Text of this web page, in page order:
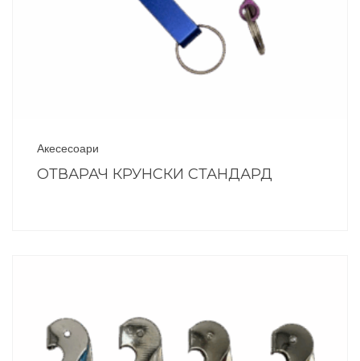
Акесесоари
ОТВАРАЧ КРУНСКИ СТАНДАРД